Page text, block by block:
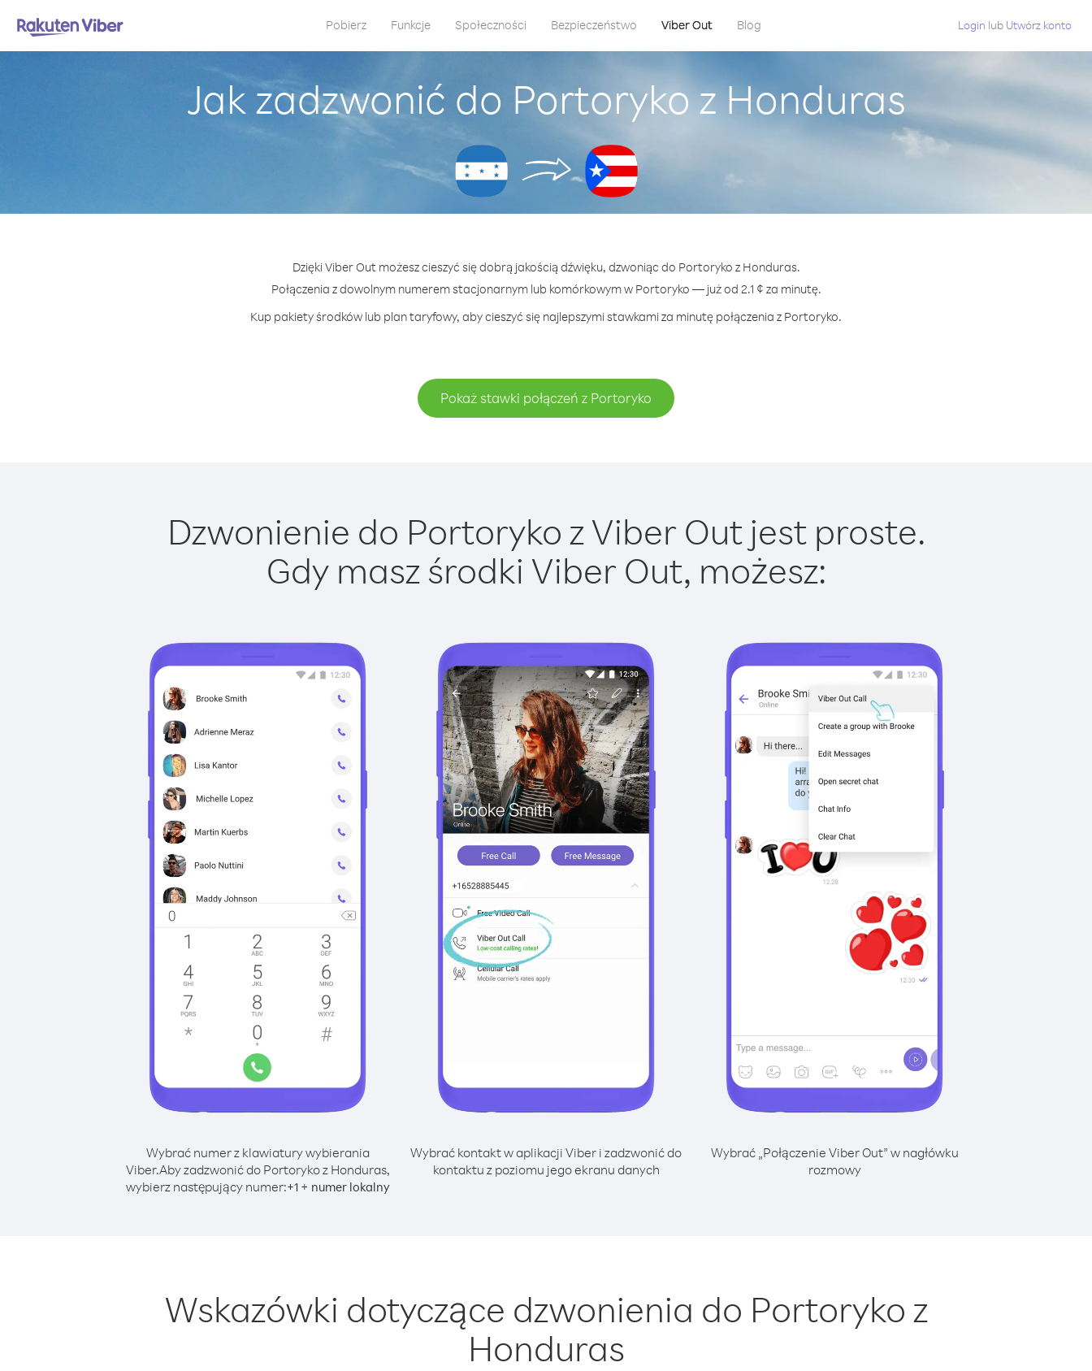
Pobierz Funkcje Społeczności Bezpieczeństwo Viber Out Blog Login lub Utwórz konto
Jak zadzwonić do Portoryko z Honduras
Dzięki Viber Out możesz cieszyć się dobrą jakością dźwięku, dzwoniąc do Portoryko z Honduras.
Połączenia z dowolnym numerem stacjonarnym lub komórkowym w Portoryko — już od 2.1 ¢ za minutę.
Kup pakiety środków lub plan taryfowy, aby cieszyć się najlepszymi stawkami za minutę połączenia z Portoryko.
Pokaż stawki połączeń z Portoryko
Dzwonienie do Portoryko z Viber Out jest proste.
Gdy masz środki Viber Out, możesz:
Wybrać numer z klawiatury wybierania
Viber.Aby zadzwonić do Portoryko z Honduras,
wybierz następujący numer:+1+ numer lokalny
Wybrać kontakt w aplikacji Viber i zadzwonić do
kontaktu z poziomu jego ekranu danych
Wybrać „Połączenie Viber Out” w nagłówku
rozmowy
Wskazówki dotyczące dzwonienia do Portoryko z
Honduras